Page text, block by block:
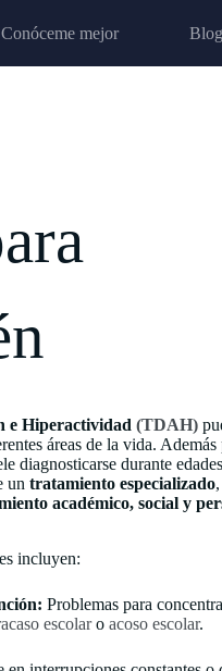
Conóceme mejor Blog
e Hiperactividad (TDAH)
áreas de la vida.
diagnosticarse durante
un tratamiento especializado
académico, social y
incluyen:
Problemas para
escolaro acoso escolar.